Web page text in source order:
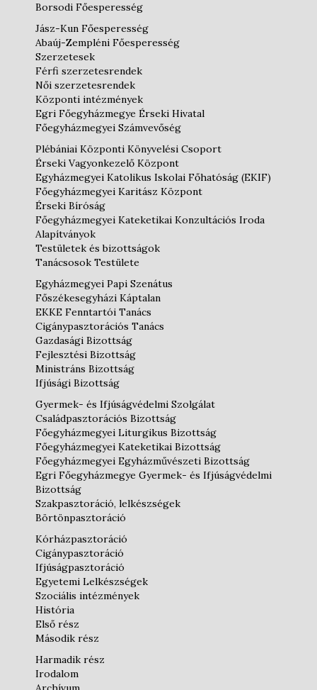
Borsodi Főesperesség
Jász-Kun Főesperesség
Abaúj-Zempléni Főesperesség
Szerzetesek
Férfi szerzetesrendek
Női szerzetesrendek
Központi intézmények
Egri Főegyházmegye Érseki Hivatal
Főegyházmegyei Számvevőség
Plébániai Központi Könyvelési Csoport
Érseki Vagyonkezelő Központ
Egyházmegyei Katolikus Iskolai Főhatóság (EKIF)
Főegyházmegyei Karitász Központ
Érseki Bíróság
Főegyházmegyei Kateketikai Konzultációs Iroda
Alapítványok
Testületek és bizottságok
Tanácsosok Testülete
Egyházmegyei Papi Szenátus
Főszékesegyházi Káptalan
EKKE Fenntartói Tanács
Cigánypasztorációs Tanács
Gazdasági Bizottság
Fejlesztési Bizottság
Ministráns Bizottság
Ifjúsági Bizottság
Gyermek- és Ifjúságvédelmi Szolgálat
Családpasztorációs Bizottság
Főegyházmegyei Liturgikus Bizottság
Főegyházmegyei Kateketikai Bizottság
Főegyházmegyei Egyházművészeti Bizottság
Egri Főegyházmegye Gyermek- és Ifjúságvédelmi
Bizottság
Szakpasztoráció, lelkészségek
Börtönpasztoráció
Kórházpasztoráció
Cigánypasztoráció
Ifjúságpasztoráció
Egyetemi Lelkészségek
Szociális intézmények
História
Első rész
Második rész
Harmadik rész
Irodalom